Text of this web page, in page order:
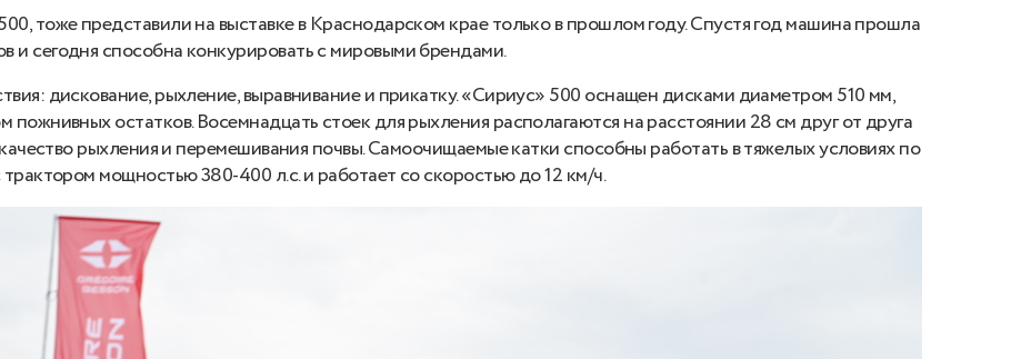
тоже представили на выставке в Краснодарском крае только в прошлом году. Спустя год машина прошла
и сегодня способна конкурировать с мировыми брендами.
дискование, рыхление, выравнивание и прикатку. «Сириус» 500 оснащен дисками диаметром 510 мм,
пожнивных остатков. Восемнадцать стоек для рыхления располагаются на расстоянии 28 см друг от друга
рыхления и перемешивания почвы. Самоочищаемые катки способны работать в тяжелых условиях по
трактором мощностью 380-400 л.с. и работает со скоростью до 12 км/ч.